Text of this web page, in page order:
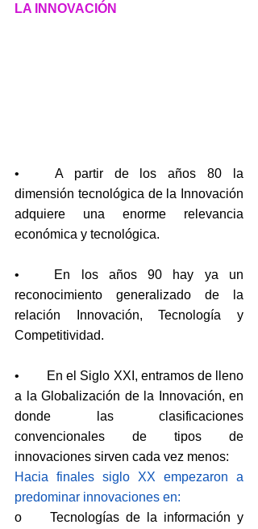
LA INNOVACIÓN
•	A partir de los años 80 la
dimensión tecnológica de la Innovación
adquiere una enorme relevancia
económica y tecnológica.
•	En los años 90 hay ya un
reconocimiento generalizado de la
relación Innovación, Tecnología y
Competitividad.
•	En el Siglo XXI, entramos de lleno
a la Globalización de la Innovación, en
donde las clasificaciones
convencionales de tipos de
innovaciones sirven cada vez menos:
Hacia finales siglo XX empezaron a
predominar innovaciones en:
o	Tecnologías de la información y